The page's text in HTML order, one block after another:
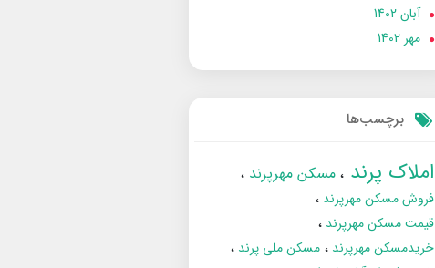
آبان 1402
مهر 1402
برچسب‌ها
املاک پرند مسکن مهرپرند
فروش مسکن مهرپرند
قیمت مسکن مهرپرند
خریدمسکن مهرپرند
مسکن ملی پرند